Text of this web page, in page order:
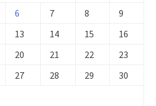
6 7 8
9
13 14 15
16
20 21 22
23
27 28 29
30